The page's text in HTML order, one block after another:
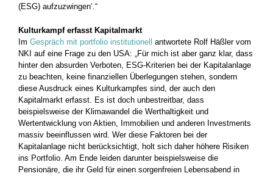
(ESG) aufzuzwingen‘.“
Kulturkampf erfasst Kapitalmarkt
Im Gespräch mit portfolio institutionell
antwortete Rolf Häßler vom
NKI auf eine Frage zu den USA: „Für mich ist aber ganz klar, dass
hinter den absurden Verboten, ESG-Kriterien bei der Kapitalanlage
zu beachten, keine finanziellen Überlegungen stehen, sondern
diese Ausdruck eines Kulturkampfes sind, der auch den
Kapitalmarkt erfasst. Es ist doch unbestreitbar, dass
beispielsweise der Klimawandel die Werthaltigkeit und
Wertentwicklung von Aktien, Immobilien und anderen Investments
massiv beeinflussen wird. Wer diese Faktoren bei der
Kapitalanlage nicht berücksichtigt, holt sich daher höhere Risiken
ins Portfolio. Am Ende leiden darunter beispielsweise die
Pensionäre, die ihr Geld für einen sorgenfreien Lebensabend in